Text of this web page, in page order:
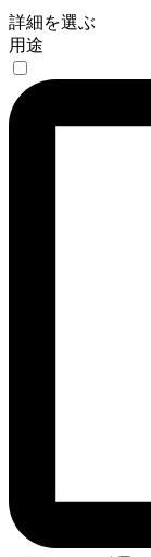
詳細を選ぶ
用途